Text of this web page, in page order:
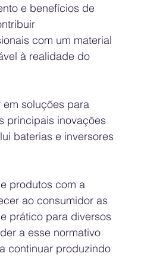
e benefícios de
com um material
à realidade do
soluções para
principais inovações
baterias e inversores
produtos com a
ao consumidor as
prático para diversos
a esse normativo
continuar produzindo